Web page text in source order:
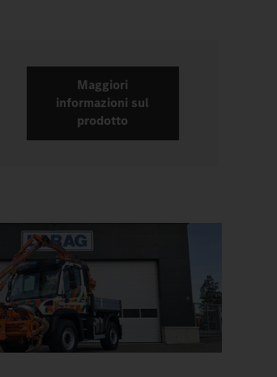
Maggiori
informazioni sul
prodotto